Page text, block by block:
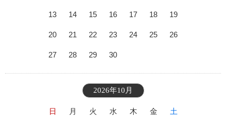
13 14 15 16 17 18 19
20 21 22 23 24 25 26
27 28 29 30
2026年10月
日 月 火 水 木 金
土